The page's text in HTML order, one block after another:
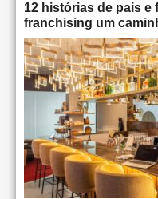
12 histórias de pais
franchising um